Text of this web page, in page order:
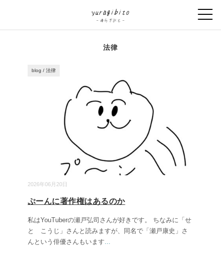
法律
2026年06月20日
blog / 法律
ぷーんに著作権はあるのか
私はYouTuberの瀬戸弘司さんが好きです。 ちなみに「せ
と こうじ」さんと読みますが、同名で「瀬戸康史」さ
んという俳優さんもいます...